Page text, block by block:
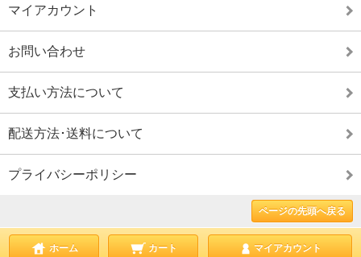
マイアカウント
お問い合わせ
支払い方法について
配送方法･送料について
プライバシーポリシー
ページの先頭へ戻る
ホーム カート マイアカウント